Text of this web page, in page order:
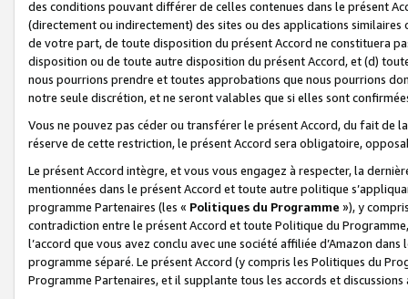
des conditions pouvant différer de celles contenues dans le présent
(directement ou indirectement) des sites ou des applications
de votre part, de toute disposition du présent Accord ne constituera
disposition ou de toute autre disposition du présent Accord, et (d)
nous pourrions prendre et toutes approbations que nous pourrions
notre seule discrétion, et ne seront valables que si elles sont
Vous ne pouvez pas céder ou transférer le présent Accord, du fait de
réserve de cette restriction, le présent Accord sera obligatoire,
Le présent Accord intègre, et vous vous engagez à respecter, la
mentionnées dans le présent Accord et toute autre politique
programme Partenaires (les « Politiques du Programme »), y
contradiction entre le présent Accord et toute Politique du
l’accord que vous avez conclu avec une société affiliée d’Amazon
programme séparé. Le présent Accord (y compris les Politiques du
Programme Partenaires, et il supplante tous les accords et discussions